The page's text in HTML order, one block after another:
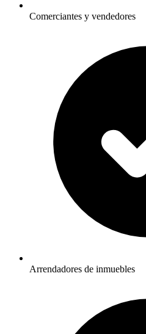
Comerciantes y vendedores
Arrendadores de inmuebles